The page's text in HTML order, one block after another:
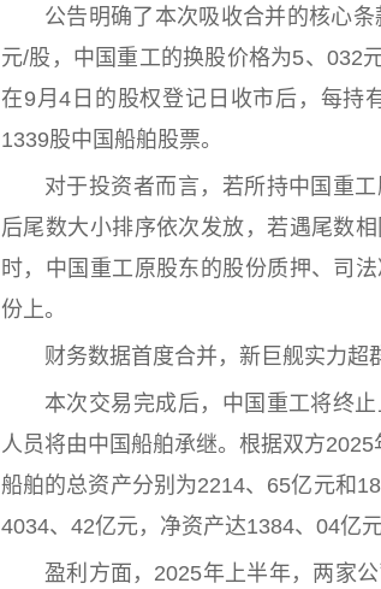
公告明确了本次吸收合并的核心
元/股，中国重工的换股价格为5、032
在9月4日的股权登记日收市后，每持
1339股中国船舶股票。
对于投资者而言，若所持中国重
后尾数大小排序依次发放，若遇尾数
时，中国重工原股东的股份质押、司
份上。
财务数据首度合并，新巨舰实力超
本次交易完成后，中国重工将终
人员将由中国船舶承继。根据双方
船舶的总资产分别为2214、65亿元和
4034、42亿元，净资产达1384、04亿元
盈利方面，2025年上半年，两家